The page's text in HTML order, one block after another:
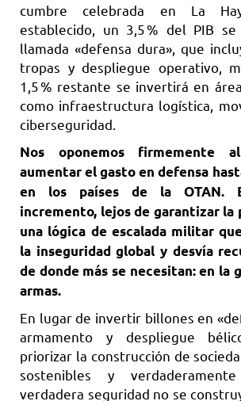
cumbre celebrada en La
establecido, un 3,5 % del PIB
llamada «defensa dura», que
tropas y despliegue operativo,
1,5 % restante se invertirá en
como infraestructura logística,
ciberseguridad.
Nos oponemos firmemente
aumentar el gasto en defensa
en los países de la OTAN.
incremento, lejos de garantizar la
una lógica de escalada militar
la inseguridad global y desvía
de donde más se necesitan: en la
armas.
En lugar de invertir billones en
armamento y despliegue
priorizar la construcción de
sostenibles y
verdadera seguridad no se